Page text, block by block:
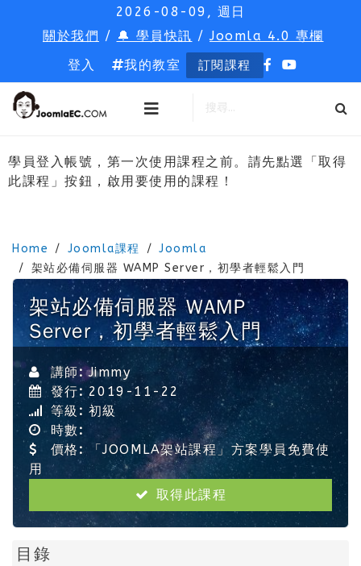
2026-08-09, 週日
關於我們 / 🔔 學員快訊 /Joomla 4.0 專欄
登入
我的教室 訂閱課程
學員登入帳號，第一次使用課程之前。請先點選「取得
此課程」按鈕，啟用要使用的課程！
Home Joomla課程
Joomla
架站必備伺服器 WAMP Server，初學者輕鬆入門
架站必備伺服器 WAMP
Server，初學者輕鬆入門
講師: Jimmy
發行: 2019-11-22
等級: 初級
時數:
價格:「JOOMLA架站課程」方案學員免費使
用
取得此課程
目錄